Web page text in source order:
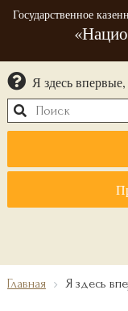
Государственное
Я здесь впервые,
Главная Я здесь